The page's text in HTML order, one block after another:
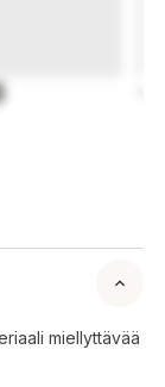
miellyttävää